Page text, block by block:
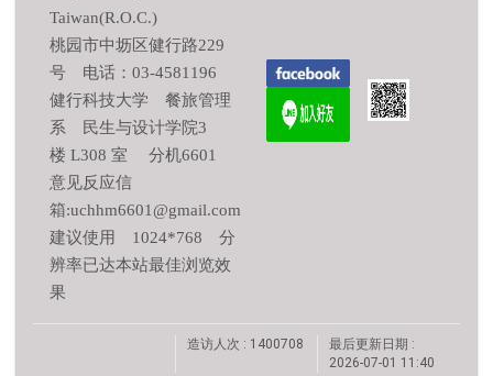
Taiwan(R.O.C.)
桃园市中坜区健行路229
号 电话：03-4581196
健行科技大学 餐旅管理
系 民生与设计学院3
楼 L308 室 分机6601
意见反应信
箱:uchhm6601@gmail.com
建议使用 1024*768 分
辨率已达本站最佳浏览效
果
造访人次 : 1400708
最后更新日期 :
2026-07-01 11:40